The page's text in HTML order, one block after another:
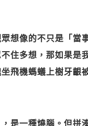
想像的不只是「當
住多想，那如果是
飛機螞蟻上樹牙齦
是一種燒腦。但拼